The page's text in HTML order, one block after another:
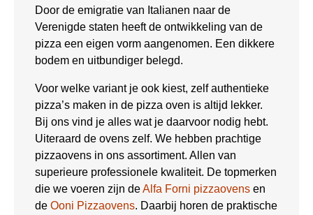
Door de emigratie van Italianen naar de
Verenigde staten heeft de ontwikkeling van de
pizza een eigen vorm aangenomen. Een dikkere
bodem en uitbundiger belegd.
Voor welke variant je ook kiest, zelf authentieke
pizza’s maken in de pizza oven is altijd lekker.
Bij ons vind je alles wat je daarvoor nodig hebt.
Uiteraard de ovens zelf. We hebben prachtige
pizzaovens in ons assortiment. Allen van
superieure professionele kwaliteit. De topmerken
die we voeren zijn deAlfa Forni pizzaovens en
de Ooni Pizzaovens. Daarbij horen de praktische